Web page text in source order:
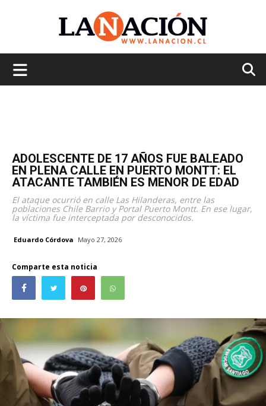
ADOLESCENTE DE 17 AÑOS FUE BALEADO
EN PLENA CALLE EN PUERTO MONTT: EL
ATACANTE TAMBIÉN ES MENOR DE EDAD
El ataque ocurrió en calle Las Hilanderas, entre las
poblaciones Chile Barrio y Portal Puerto Montt. En ese lugar,
la víctima fue interceptada por desconocidos.
Eduardo Córdova Mayo 27, 2026
Comparte esta noticia